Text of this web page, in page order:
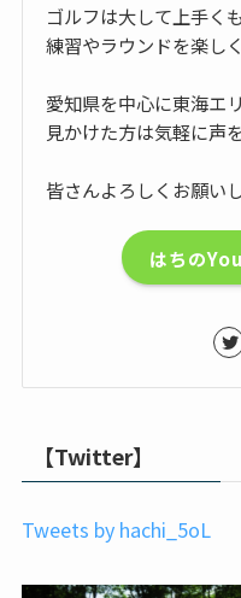
ゴルフは大して上手く
練習やラウンドを楽し
愛知県を中心に東海エ
見かけた方は気軽に声
皆さんよろしくお願い
はちの
【Twitter】
Tweets by hachi_5oL